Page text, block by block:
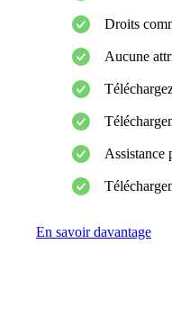
Droits
Aucune
Assistance
En savoir davantage